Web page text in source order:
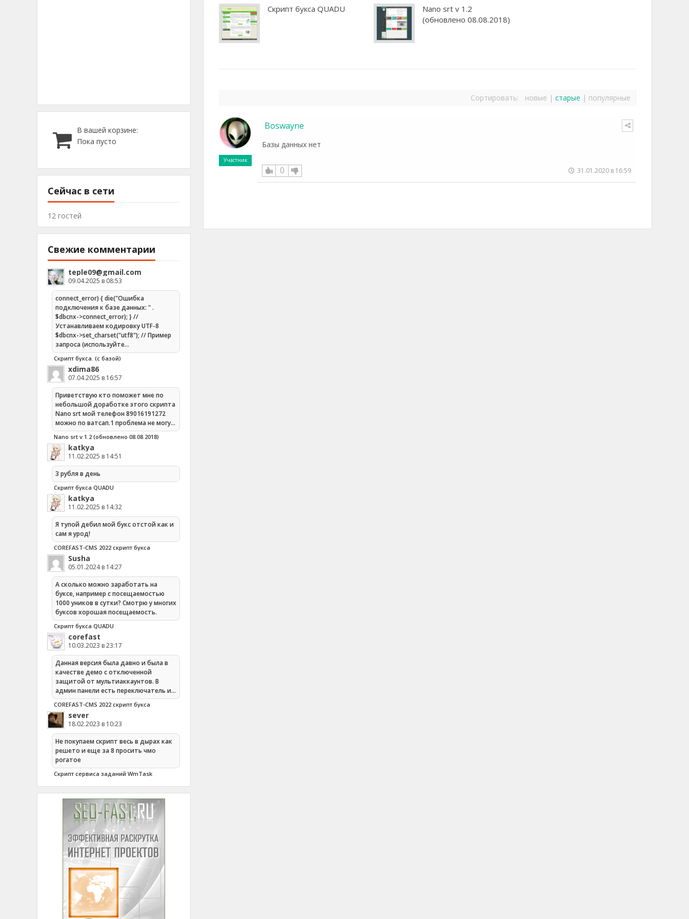
Скрипт букса QUADU
Nano srt v 1.2
(обновлено 08.08.2018)
Сортировать: новые | старые | популярные
Участник
Boswayne
Базы данных нет
0 31.01.2020 в 16:59
В вашей корзине:
Пока пусто
Сейчас в сети
12 гостей
Свежие комментарии
teple09@gmail.com
09.04.2025 в 08:53
connect_error) { die("Ошибка
подключения к базе данных: " .
$dbcnx->connect_error); } //
Устанавливаем кодировку UTF-8
$dbcnx->set_charset("utf8"); // Пример
запроса (используйте…
Скрипт букса. (с базой)
xdima86
07.04.2025 в 16:57
Приветствую кто поможет мне по
небольшой доработке этого скрипта
Nano srt мой телефон 89016191272
можно по ватсап.1 проблема не могу…
Nano srt v 1.2 (обновлено 08.08.2018)
katkya
11.02.2025 в 14:51
3 рубля в день
Скрипт букса QUADU
katkya
11.02.2025 в 14:32
Я тупой дебил мой букс отстой как и
сам я урод!
COREFAST-CMS 2022 скрипт букса
Susha
05.01.2024 в 14:27
А сколько можно заработать на
буксе, например с посещаемостью
1000 уников в сутки? Смотрю у многих
буксов хорошая посещаемость.
Скрипт букса QUADU
corefast
10.03.2023 в 23:17
Данная версия была давно и была в
качестве демо с отключенной
защитой от мультиаккаунтов. В
админ панели есть переключатель и…
COREFAST-CMS 2022 скрипт букса
sever
18.02.2023 в 10:23
Не покупаем скрипт весь в дырах как
решето и еще за 8 просить чмо
рогатое
Cкрипт сервиса заданий WmTask